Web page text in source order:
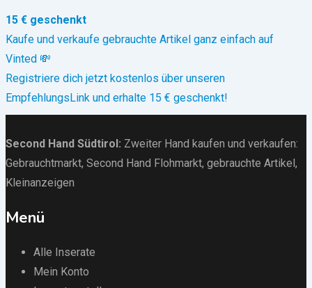
15 € geschenkt
Kaufe und verkaufe gebrauchte Artikel ganz einfach auf
Vinted 💸
Registriere dich jetzt kostenlos über unseren
EmpfehlungsLink und erhalte 15 € geschenkt!
Second Hand Südtirol : Zweiter Hand kaufen und verkaufen:
Gebrauchtmarkt, Second Hand Flohmarkt, gebrauchte Artikel ,
Kleinanzeigen
Menü
Alle Inserate
Mein Konto